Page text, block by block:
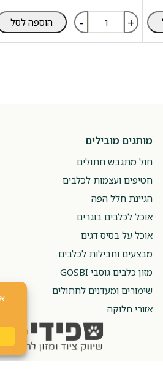
- + הוספה לסל
מותגים מובילים
חול מתגבש חתולים
חטיפים ועצמות לכלבים
הגיינת חלל הפה
אוכל לכלבים בוגרים
אוכל על בסיס דגים
מבצעים וחבילות לכלבים
מזון כלבים גוסבי GOSBI
שימורים ומעדנים לחתולים
אזורי חלוקה